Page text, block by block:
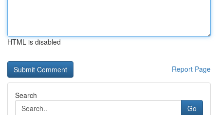
HTML is disabled
Report Page
Search
Go